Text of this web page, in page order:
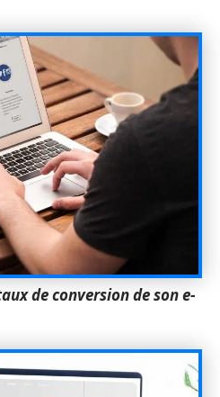
de conversion de son e-